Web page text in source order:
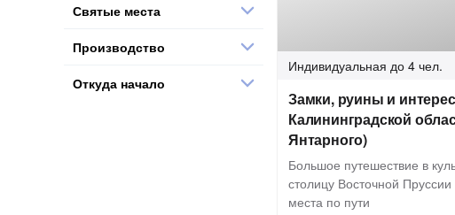
Индивидуальная до 4 чел.
Замки, руины и
Калининградской
Янтарного)
Большое путешествие в
столицу Восточной Пруссии
места по пути
Святые места
Производство
Откуда начало